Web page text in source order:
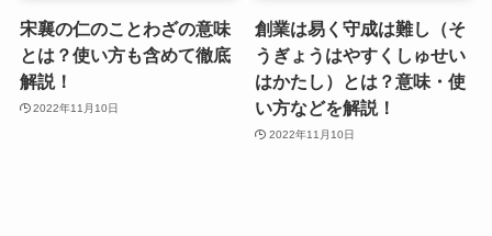
宋襄の仁のことわざの意味
とは？使い方も含めて徹底
解説！
2022年11月10日
創業は易く守成は難し（そ
うぎょうはやすくしゅせい
はかたし）とは？意味・使
い方などを解説！
2022年11月10日